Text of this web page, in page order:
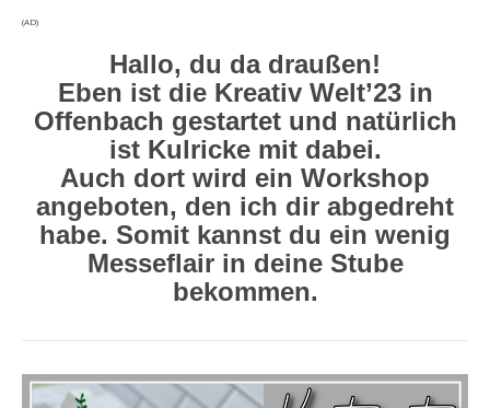
(AD)
Hallo, du da draußen!
Eben ist die Kreativ Welt’23 in
Offenbach gestartet und natürlich
ist Kulricke mit dabei.
Auch dort wird ein Workshop
angeboten, den ich dir abgedreht
habe. Somit kannst du ein wenig
Messeflair in deine Stube
bekommen.